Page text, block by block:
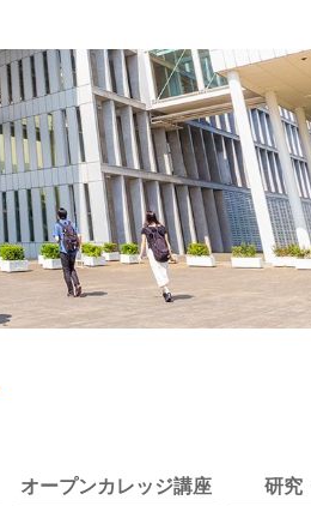
オープンカレッジ講座 研究